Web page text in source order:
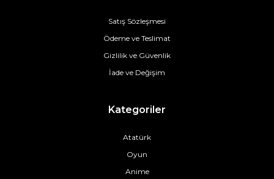
Satış Sözleşmesi
Ödeme ve Teslimat
Gizlilik ve Güvenlik
İade ve Değişim
Kategoriler
Atatürk
Oyun
Anime